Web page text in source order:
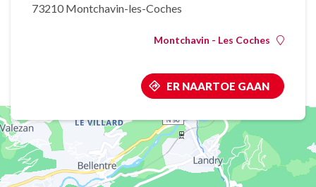
73210 Montchavin-les-Coches
Montchavin - Les Coches
ER NAARTOE GAAN